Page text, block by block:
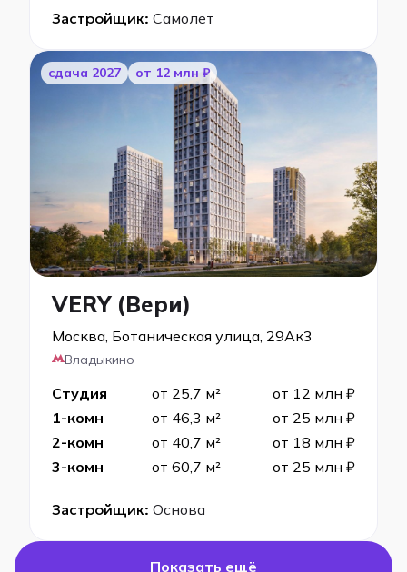
Застройщик: Самолет
cдача 2027 от 12 млн ₽
VERY (Вери)
Москва, Ботаническая улица, 29Ак3
Владыкино
Студия от 25,7 м²
от 12 млн ₽
1-комн
от 46,3 м²
от 25 млн ₽
2-комн
от 40,7 м²
от 18 млн ₽
3-комн
от 60,7 м² от 25 млн ₽
Застройщик: Основа
Показать ещё